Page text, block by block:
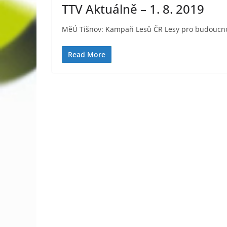
TTV Aktuálně – 1. 8. 2019
MěÚ Tišnov: Kampaň Lesů ČR Lesy pro
Read More